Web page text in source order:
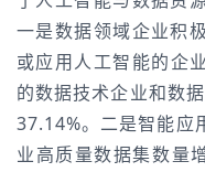
一是数据领域企业积
或应用人工智能的企
的数据技术企业和数
37.14%。二是智能应
业高质量数据集数量